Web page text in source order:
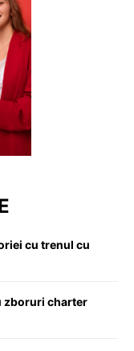
cu trenul cu
zboruri charter